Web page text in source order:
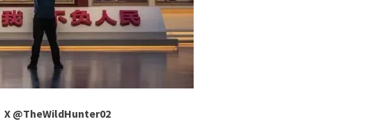
X @TheWildHunter02